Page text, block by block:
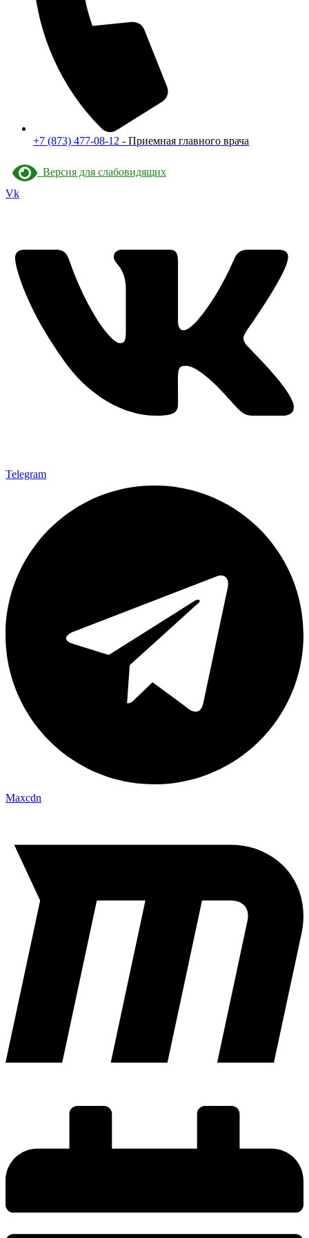
+7 (873) 477-08-12 - Приемная главного врача
Версия для слабовидящих
Vk
Telegram
Maxcdn